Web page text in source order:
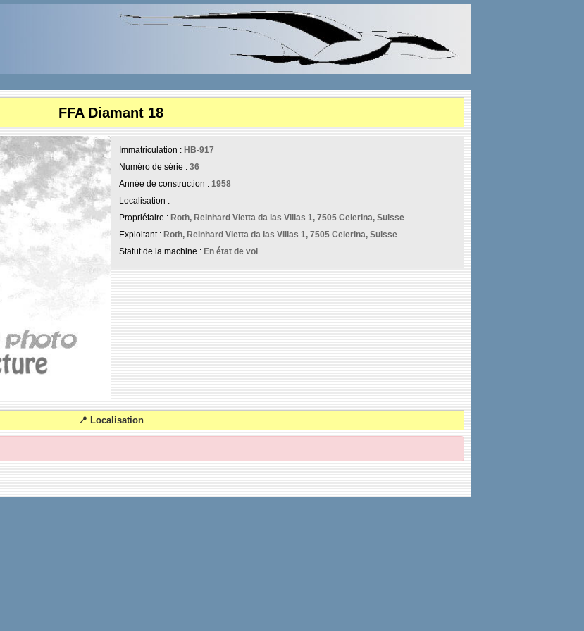
FFA Diamant 18
Immatriculation : HB-917
Numéro de série : 36
Année de construction : 1958
Localisation :
Propriétaire : Roth, Reinhard Vietta da las Villas 1, 7505 Celerina, Suisse
Exploitant : Roth, Reinhard Vietta da las Villas 1, 7505 Celerina, Suisse
Statut de la machine : En état de vol
📍 Localisation